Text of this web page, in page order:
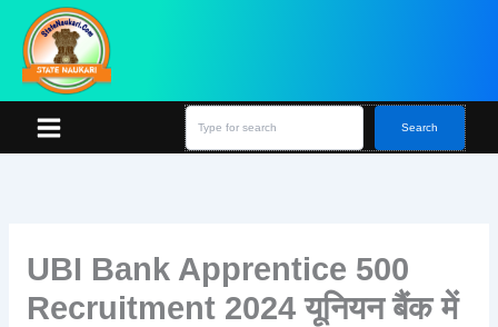
content
h
Search
UBI Bank Apprentice 500
Recruitment 2024 यूनियन बैंक में